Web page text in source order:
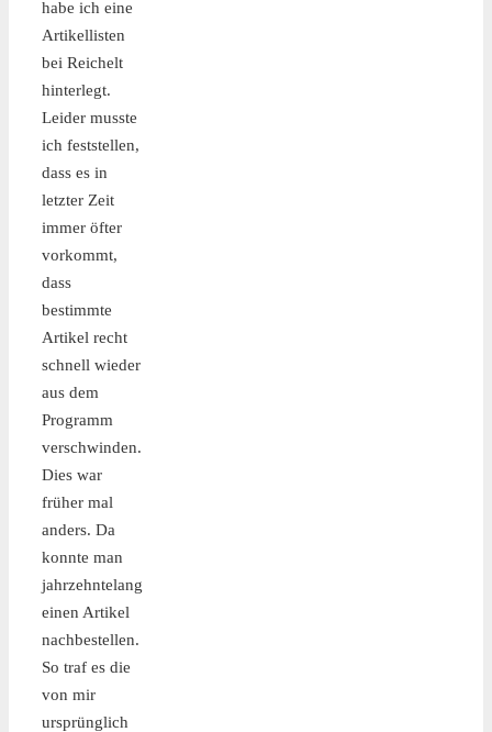
habe ich eine
Artikellisten
bei Reichelt
hinterlegt.
Leider musste
ich feststellen,
dass es in
letzter Zeit
immer öfter
vorkommt,
dass
bestimmte
Artikel recht
schnell wieder
aus dem
Programm
verschwinden.
Dies war
früher mal
anders. Da
konnte man
jahrzehntelang
einen Artikel
nachbestellen.
So traf es die
von mir
ursprünglich